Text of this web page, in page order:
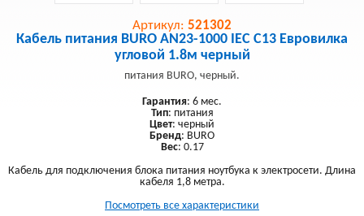
Артикул: 521302
Кабель питания BURO AN23-1000 IEC C13 Евровилка
угловой 1.8м черный
питания BURO, черный.
Гарантия: 6 мес.
Тип: питания
Цвет: черный
Бренд: BURO
Вес: 0.17
Кабель для подключения блока питания ноутбука к электросети. Длина
кабеля 1,8 метра.
Посмотреть все характеристики